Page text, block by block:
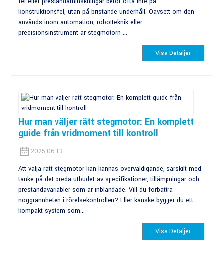
konstruktionsfel, utan på bristande underhåll. Oavsett om den
används inom automation, robotteknik eller
precisionsinstrument är stegmotorn ...
Visa Detaljer
Hur man väljer rätt stegmotor: En komplett
guide från vridmoment till kontroll
2025-06-13
Att välja rätt stegmotor kan kännas överväldigande, särskilt med
tanke på det breda utbudet av specifikationer, tillämpningar och
prestandavariabler som är inblandade. Vill du förbättra
noggrannheten i rörelsekontrollen? Eller kanske bygger du ett
kompakt system som...
Visa Detaljer